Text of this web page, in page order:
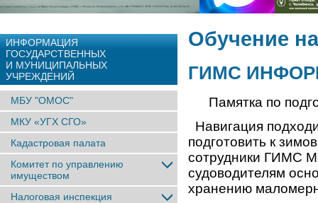
ИНФОРМАЦИЯ
ГОСУДАРСТВЕННЫХ
И МУНИЦИПАЛЬНЫХ
УЧРЕЖДЕНИЙ
МБУ "ОМОС"
МКУ «УГХ СГО»
Кадастровая палата
Комитет по управлению
имуществом
Налоговая инспекция
Обучение
ГИМС
Памятка по
Навигация
подготовить к
сотрудники ГИМС
судоводителям
хранению